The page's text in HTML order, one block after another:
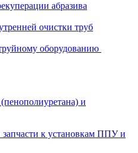
абразива
очистки труб
оборудованию
и
к установкам ППУ и